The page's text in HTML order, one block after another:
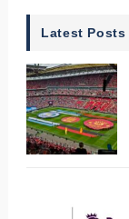
Latest Posts